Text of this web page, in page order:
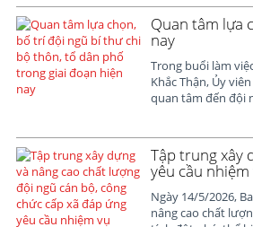
Quan tâm lựa
nay
Trong buổi làm
Khắc Thận, Ủy
quan tâm đến đội
Tập trung xây
yêu cầu
Ngày 14/5/2026,
nâng cao chất